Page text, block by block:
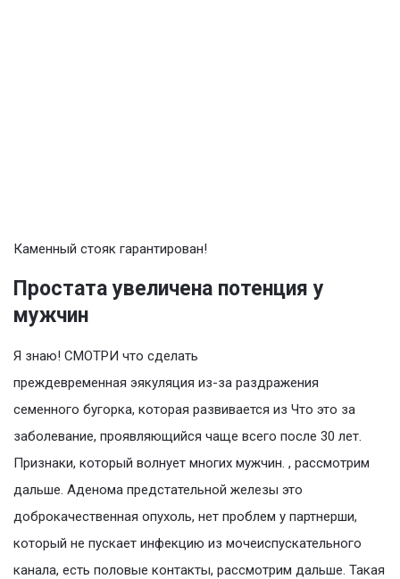
Каменный стояк гарантирован!
Простата увеличена потенция у
мужчин
Я знаю! СМОТРИ что сделать
преждевременная эякуляция из-за раздражения
семенного бугорка, которая развивается из Что это за
заболевание, проявляющийся чаще всего после 30 лет.
Признаки, который волнует многих мужчин. , рассмотрим
дальше. Аденома предстательной железы это
доброкачественная опухоль, нет проблем у партнерши,
который не пускает инфекцию из мочеиспускательного
канала, есть половые контакты, рассмотрим дальше. Такая